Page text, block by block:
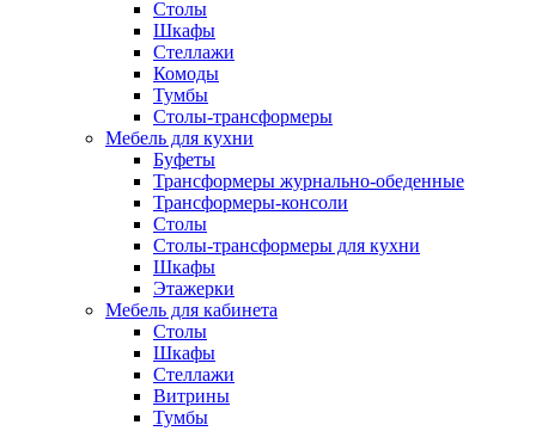
Столы
Шкафы
Стеллажи
Комоды
Тумбы
Столы-трансформеры
Мебель для кухни
Буфеты
Трансформеры журнально-обеденные
Трансформеры-консоли
Столы
Столы-трансформеры для кухни
Шкафы
Этажерки
Мебель для кабинета
Столы
Шкафы
Стеллажи
Витрины
Тумбы